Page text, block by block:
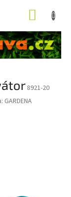
8921-20
GARDENA